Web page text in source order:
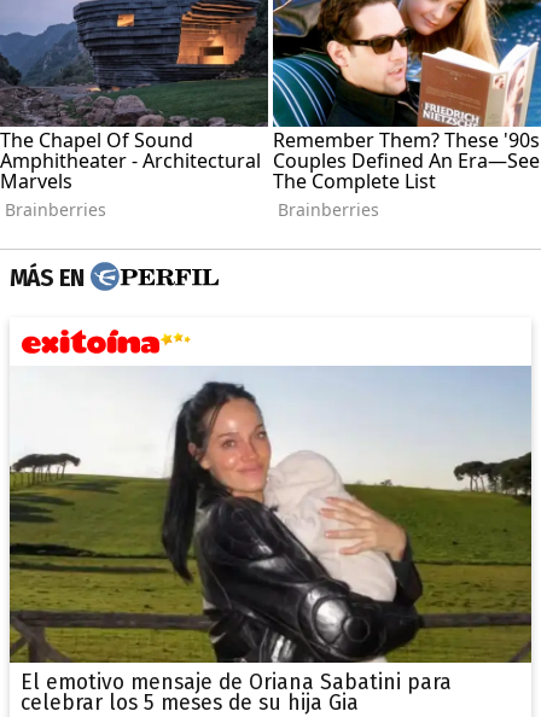
MÁS EN
El emotivo mensaje de Oriana Sabatini para
celebrar los 5 meses de su hija Gia